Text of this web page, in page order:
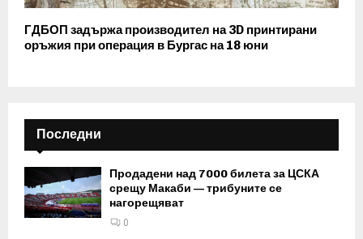
ГДБОП задържа производител на 3D принтирани
оръжия при операция в Бургас на 18 юни
Последни
Продадени над 7000 билета за ЦСКА
срещу Макаби — трибуните се
нагорещяват
0